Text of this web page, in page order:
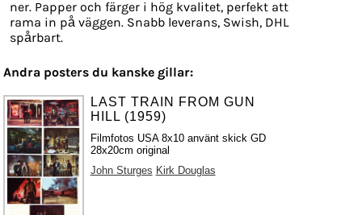
ner. Papper och färger i hög kvalitet, perfekt att
rama in på väggen. Snabb leverans, Swish, DHL
spårbart.
Andra posters du kanske gillar:
LAST TRAIN FROM GUN
HILL (1959)
Filmfotos USA 8x10 använt skick GD
28x20cm original
John Sturges Kirk Douglas